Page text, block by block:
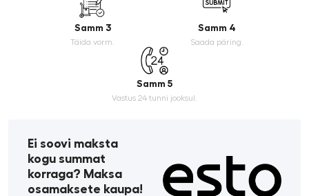
Samm 3
Täida vorm.
Samm 4
Saada päring.
Samm 5
Vastus 24 tunni jooksul.
Ei soovi maksta
kogu summat
korraga? Maksa
osamaksete kaupa!